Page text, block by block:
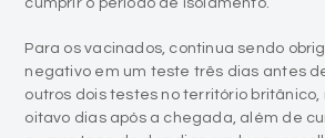
cumprir o período de isolamento.
Para os vacinados, continua sendo
negativo em um teste três dias antes
outros dois testes no território britânico,
oitavo dias após a chegada, além de